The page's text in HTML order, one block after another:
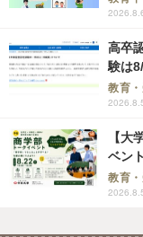
高卒
験は
教育
【大
ベン
教育